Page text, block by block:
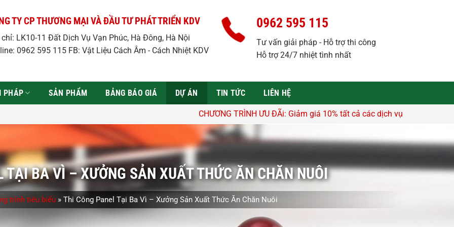
TY CP THƯƠNG MẠI VÀ ĐẦU TƯ PHÁT TRIỂN KDV
LK10-11 Đất Dịch Vụ Vạn Phúc, Hà Đông, Hà Nội
0962 595 115 FB: Vật Liệu Cách Âm - Cách Nhiệt KDV
0962 595 115
Tư vấn giải pháp - Hỗ trợ thi công
Hỗ trợ 24/7 nhiệt tình nhất
PHÁP SẢN PHẨM BẢNG BÁO GIÁ DỰ ÁN TIN TỨC LIÊN HỆ
CHƯƠNG TRÌNH ƯU ĐÃi: Giảm giá 10% tất cả các dịch vụ - Hỗ trợ tư vấn, lên thiết kế
TẠI BA VÌ – XƯỞNG SẢN XUẤT THỨC ĂN CHĂN NUÔI
trình tiêu biểu » Thi Công Panel Tại Ba Vì – Xưởng Sản Xuất Thức Ăn Chăn Nuôi